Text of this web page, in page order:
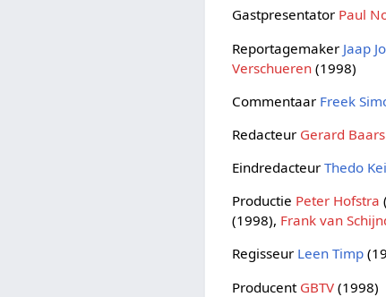
Gastpresentator Paul
Reportagemaker Jaap
Verschueren (1998)
Commentaar Freek
Redacteur Gerard Baars
EindredacteurThedo
Productie Peter Hofstra
(1998), Frank van
Regisseur Leen Timp
Producent GBTV (1998)